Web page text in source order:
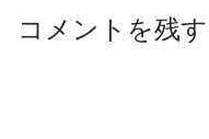
コメントを残す